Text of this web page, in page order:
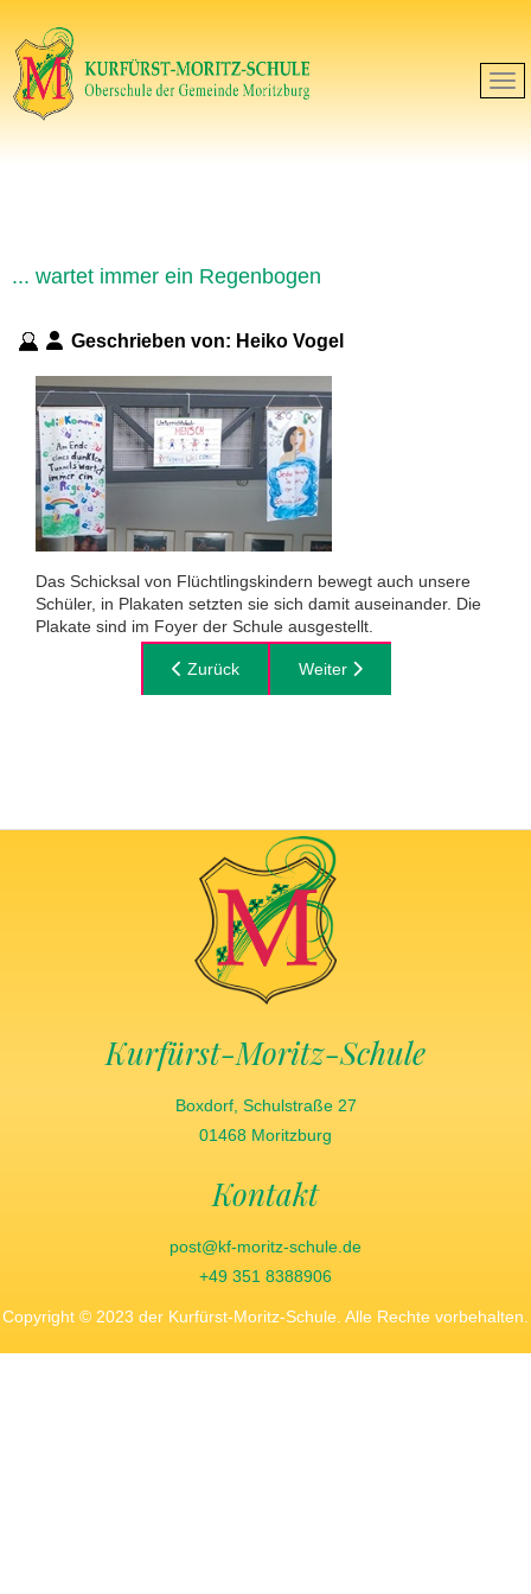
... wartet immer ein Regenbogen
Geschrieben von: Heiko Vogel
Das Schicksal von Flüchtlingskindern bewegt auch unsere
Schüler, in Plakaten setzten sie sich damit auseinander. Die
Plakate sind im Foyer der Schule ausgestellt.
Vorheriger Beitrag: Jeder soll Gewinner sein
Zurück Nächster Beitrag:
Weiter
Kurfürst-Moritz-Schule
Boxdorf, Schulstraße 27
01468 Moritzburg
Kontakt
post@kf-moritz-schule.de
+49 351 8388906
Copyright © 2023 der Kurfürst-Moritz-Schule. Alle Rechte vorbehalten.